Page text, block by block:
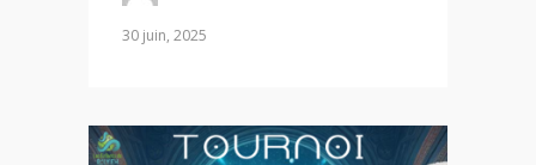
30 juin, 2025